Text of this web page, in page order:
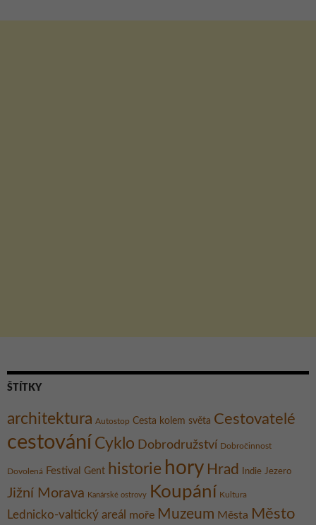
ŠTÍTKY
architektura Autostop Cesta kolem světa Cestovatelé
cestování Cyklo Dobrodružství Dobročinnost
Dovolená Festival Gent historie hory Hrad Indie Jezero
Jižní Morava Kanárské ostrovy Koupání Kultura
Lednicko-valtický areál moře Muzeum Města Město